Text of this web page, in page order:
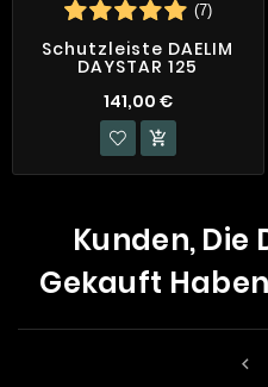
(7)
Schutzleiste DAELIM
DAYSTAR 125
141,00 €

Kunden, Die
Gekauft
